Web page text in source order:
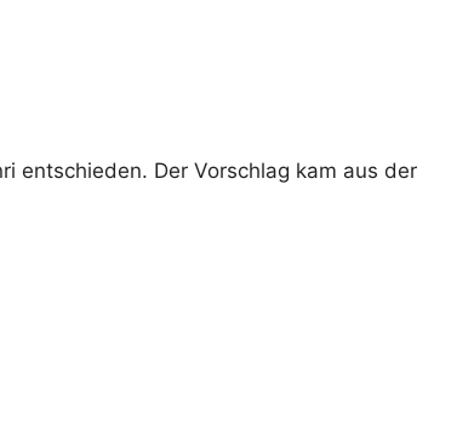
entschieden. Der Vorschlag kam aus der